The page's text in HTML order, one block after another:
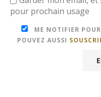
pour prochain usage
ME NOTIFIER
POUVEZ AUSSI